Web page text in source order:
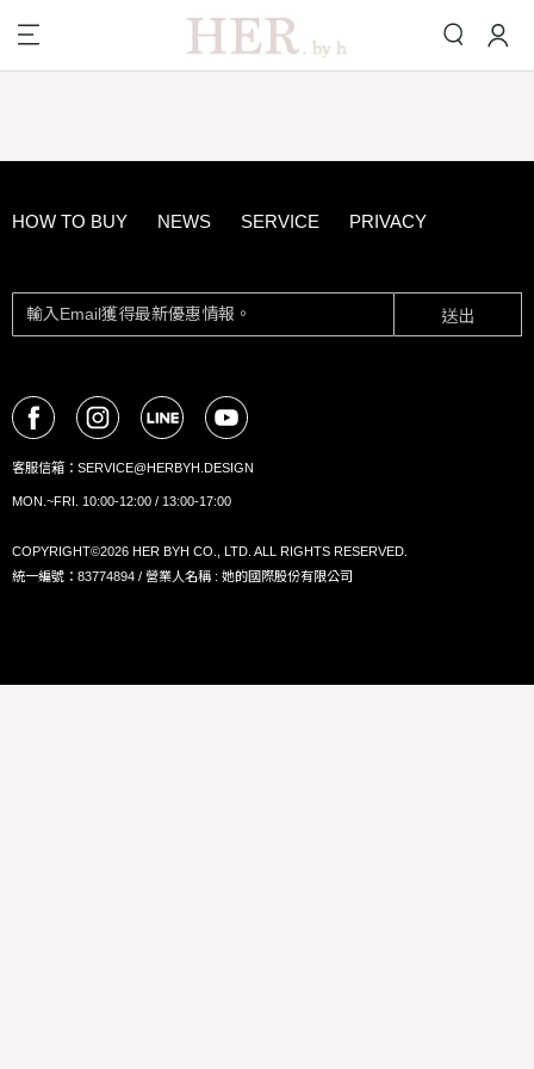
HOW TO BUY NEWS SERVICE PRIVACY
送出
客服信箱： SERVICE@HERBYH.DESIGN
MON.~FRI. 10:00-12:00 / 13:00-17:00
COPYRIGHT©2026 HER BYH CO., LTD. ALL RIGHTS RESERVED.
統一編號：83774894 / 營業人名稱 : 她的國際股份有限公司